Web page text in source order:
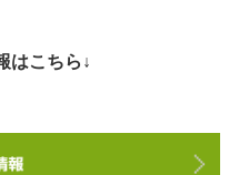
はこちら↓